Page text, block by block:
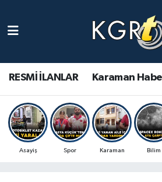
RESMİ İLANLAR Karaman
Asayiş Spor Karaman Bilim
Gündem Haberleri
Güncel Haberler
Spor Haberleri